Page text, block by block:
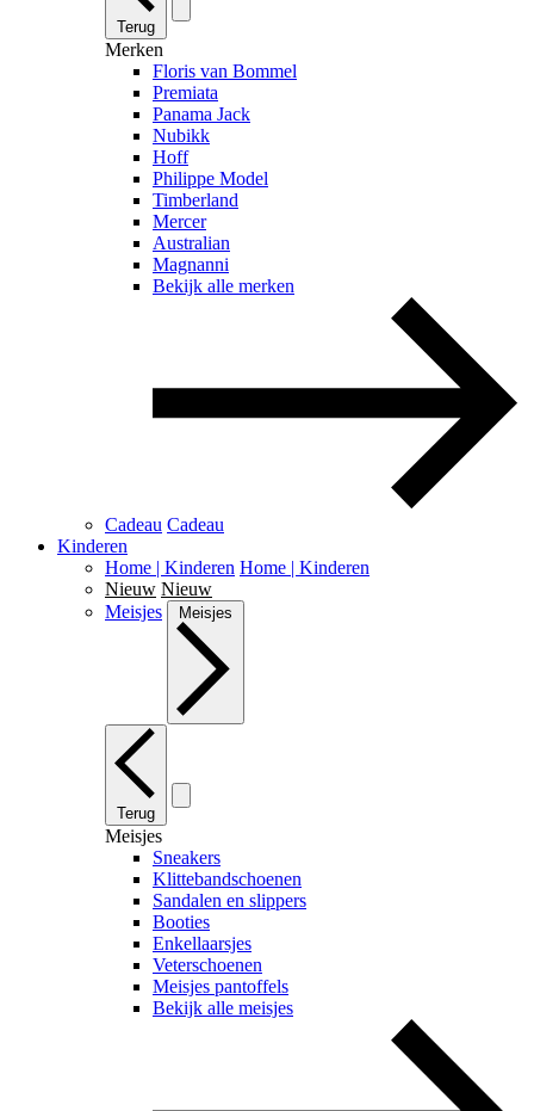
Terug
Merken
Floris van Bommel
Premiata
Panama Jack
Nubikk
Hoff
Philippe Model
Timberland
Mercer
Australian
Magnanni
Bekijk alle merken
Cadeau Cadeau
Kinderen
Home | Kinderen Home | Kinderen
Nieuw Nieuw
Meisjes
Meisjes
Terug
Meisjes
Sneakers
Klittebandschoenen
Sandalen en slippers
Booties
Enkellaarsjes
Veterschoenen
Meisjes pantoffels
Bekijk alle meisjes